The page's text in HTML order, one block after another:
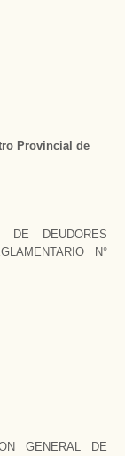
Provincial de
DE DEUDORES
N°
GENERAL DE